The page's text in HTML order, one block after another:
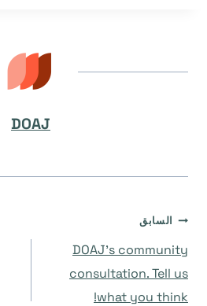
DOAJ
تصفّح
المقالات
السابق
DOAJ’s community
consultation. Tell us
what you think!